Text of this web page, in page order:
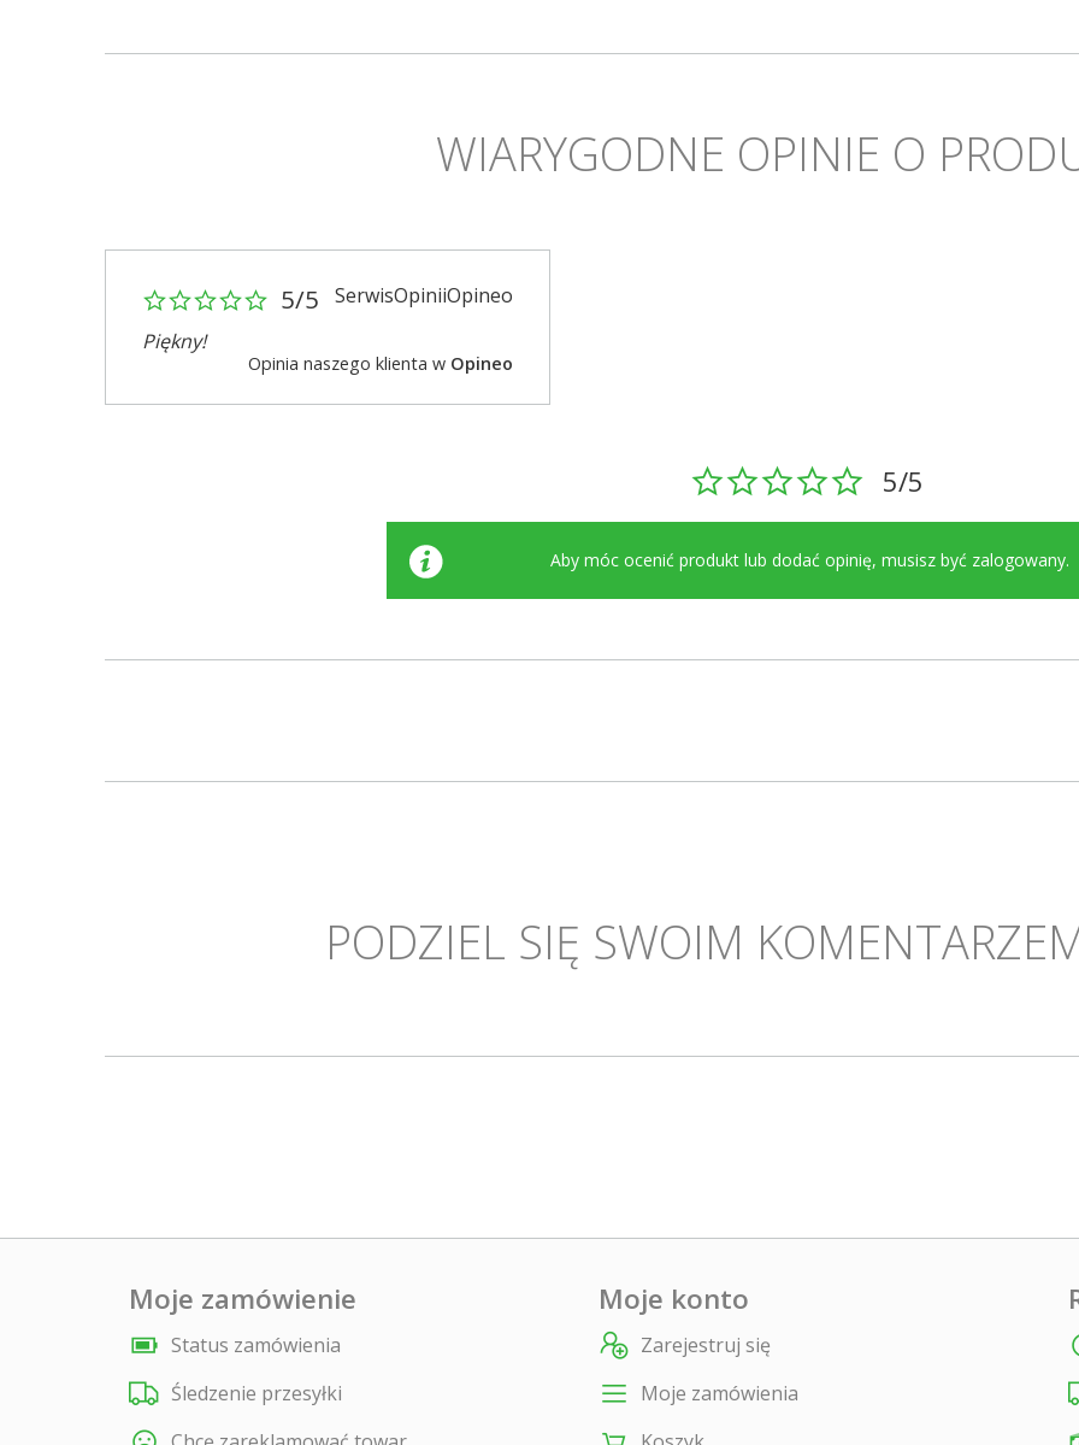
WIARYGODNE OPINIE O
5/5
SerwisOpiniiOpineo
Piękny!
Opinia naszego klienta w Opineo
5/5
Aby móc ocenić produkt lub dodać opinię, musisz być zalogowany.
PODZIEL SIĘ SWOIM
Moje zamówienie
Status zamówienia
Śledzenie przesyłki
Moje konto
Zarejestruj się
Moje zamówienia